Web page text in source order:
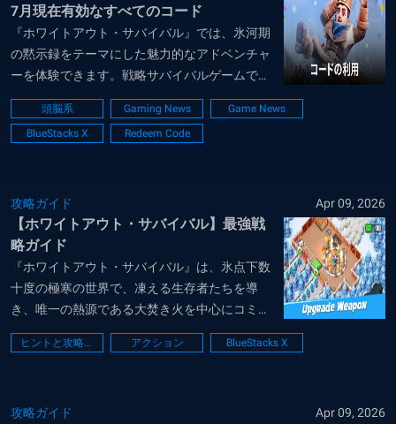
7月現在有効なすべてのコード
『ホワイトアウト・サバイバル』では、氷河期
の黙示録をテーマにした魅力的なアドベンチャ
ーを体験できます。戦略サバイバルゲームであ
るため、プレイヤーはシェルターを見つけ、ゼ
ロから人類の存続を高めるために開発する必要
があります。他の生存者と協力し、母なる自然
頭脳系 Gaming News
Game News
BlueStacks X
Redeem Code
攻略ガイド Apr 09, 2026
【ホワイトアウト・サバイバル】最強戦
略ガイド
『ホワイトアウト・サバイバル』は、氷点下数
十度の極寒の世界で、凍える生存者たちを導
き、唯一の熱源である大焚き火を中心にコミュ
ニティを再建していく管理運営RPGです。単な
る都市建設にとどまらず、法典の制定や物資の
る緊...
ヒントと攻略法 アクション BlueStacks X
攻略ガイド Apr 09, 2026